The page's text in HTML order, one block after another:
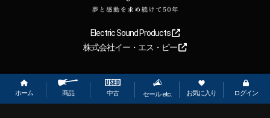
ホーム 商品 中古 セール etc. お気に入り ログイン
Electric Sound Products
株式会社イー・エス・ピー
Copyright 2026【ESP直営】BIGBOSS オンラインマーケット(ギター＆
ベース). All rights reserved.